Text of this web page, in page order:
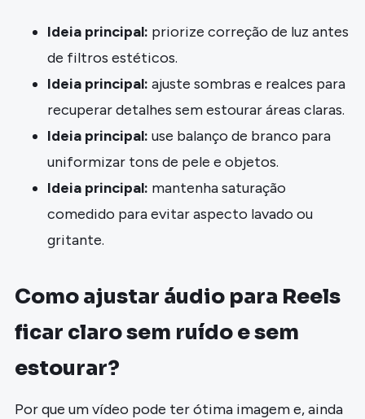
Ideia principal: priorize correção de luz antes
de filtros estéticos.
Ideia principal: ajuste sombras e realces para
recuperar detalhes sem estourar áreas claras.
Ideia principal: use balanço de branco para
uniformizar tons de pele e objetos.
Ideia principal: mantenha saturação
comedido para evitar aspecto lavado ou
gritante.
Como ajustar áudio para Reels
ficar claro sem ruído e sem
estourar?
Por que um vídeo pode ter ótima imagem e, ainda